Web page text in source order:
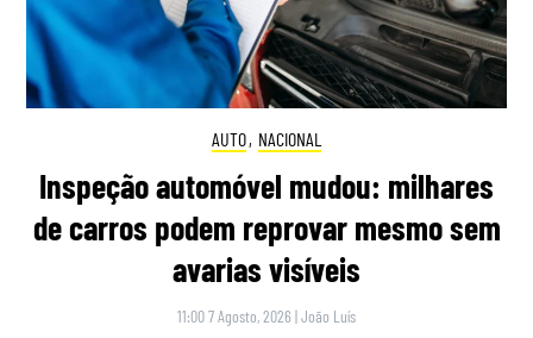
AUTO, NACIONAL
Inspeção automóvel mudou: milhares
de carros podem reprovar mesmo sem
avarias visíveis
11:00 7 Agosto, 2026 |João Luís